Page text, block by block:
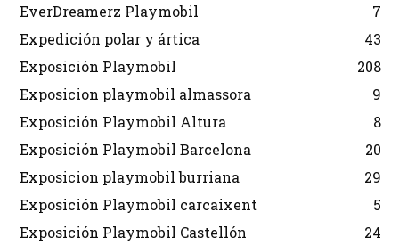
EverDreamerz Playmobil
7
Expedición polar y ártica
43
Exposición Playmobil
208
Exposicion playmobil almassora
9
Exposición Playmobil Altura
8
Exposición Playmobil Barcelona
20
Exposicion playmobil burriana
29
Exposición Playmobil carcaixent
5
Exposición Playmobil Castellón
24